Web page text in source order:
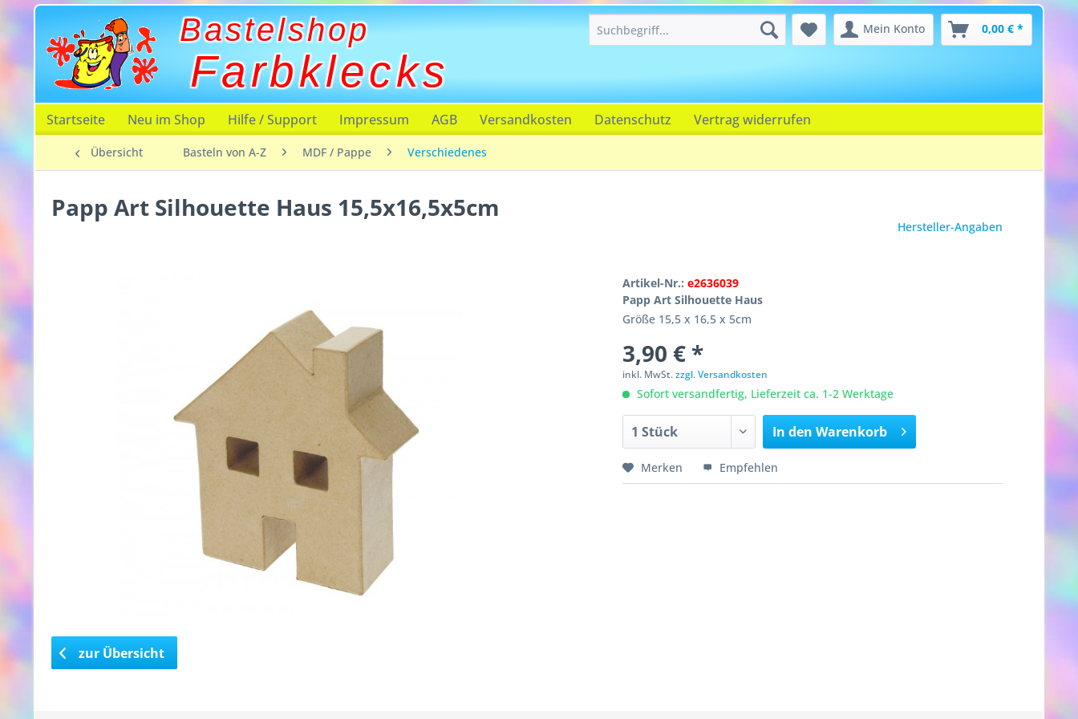
Bastelshop
Farbklecks
Mein Konto 0,00 € *
Startseite Neu im Shop Hilfe / Support Impressum AGB Versandkosten Datenschutz Vertrag widerrufen
Übersicht Basteln von A-Z MDF / Pappe Verschiedenes
Papp Art Silhouette Haus 15,5x16,5x5cm
Hersteller-Angaben
Artikel-Nr.: e2636039
Papp Art Silhouette Haus
Größe 15,5 x 16,5 x 5cm
3,90 € *
inkl. MwSt.zzgl. Versandkosten
Sofort versandfertig, Lieferzeit ca. 1-2 Werktage
In den Warenkorb
Merken Empfehlen
zur Übersicht